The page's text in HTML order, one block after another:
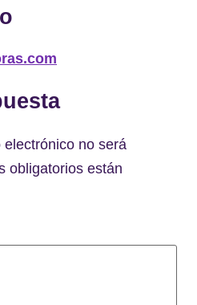
no será
obligatorios están